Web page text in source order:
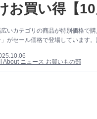
お買い得【10
いカテゴリの商品が特別価格で
」がセール価格で登場しています
About ニュース お買いもの部